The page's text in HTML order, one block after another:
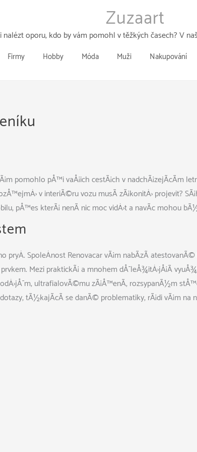
Zuzaart
oporu, kdo by vám pomohl v těžkých časech? V
Firmy Hobby Móda Muži Nakupování
pomohlo pÅ™i vaÅ¡ich cestÃ¡ch v
v interiÃ©ru vozu musÃ­ zÃ¡konitÄ› projevit?
pÅ™es kterÃ¡ nenÃ­ nic moc vidÄ›t a navÃ­c mohou
pryÄ. SpoleÄnost Renovacar vÃ¡m nabÃ­zÃ­
Mezi praktickÃ¡ a mnohem dÅ¯leÅ¾itÄ›jÅ¡Ã­
ultrafialovÃ©mu zÃ¡Å™enÃ­, rozsypanÃ½m
tÃ½kajÃ­cÃ­ se danÃ© problematiky, rÃ¡di vÃ¡m na